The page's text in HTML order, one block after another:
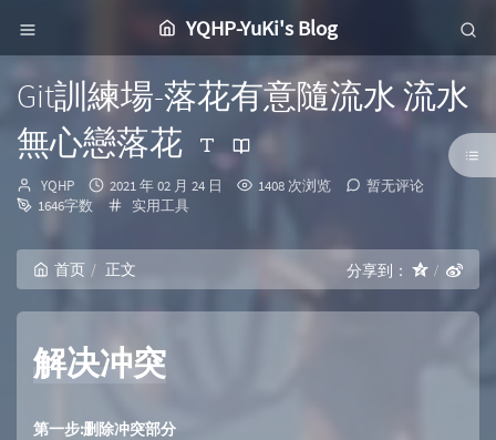
YQHP-YuKi's Blog
Git訓練場-落花有意隨流水 流水
無心戀落花
博
主：
YQHP
发
布
2021 年 02 月 24 日 1408 次浏览
暂无评论
1646字数
分
实用工具
首页 正文 分享到：
解决冲突
第一步:删除冲突部分